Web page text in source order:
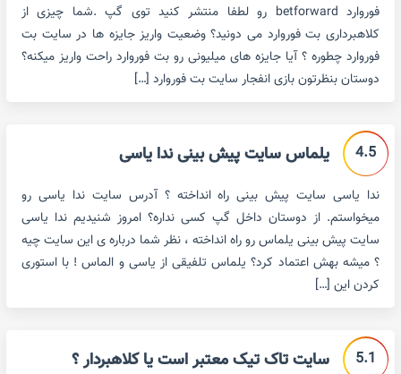
فوروارد betforward رو لطفا منتشر کنید توی گپ .شما چیزی از
کلاهبرداری بت فوروارد می دونید؟ وضعیت واریز جایزه ها در سایت بت
فوروارد چطوره ؟ آیا جایزه های میلیونی رو بت فوروارد راحت واریز میکنه؟
دوستان بنظرتون بازی انفجار سایت بت فوروارد […]
4.5 یلماس سایت پیش بینی ندا یاسی
ندا یاسی سایت پیش بینی راه انداخته ؟ آدرس سایت ندا یاسی رو
میخواستم. از دوستان داخل گپ کسی نداره؟ امروز شنیدیم ندا یاسی
سایت پیش بینی یلماس رو راه انداخته ، نظر شما درباره ی این سایت چیه
؟ میشه بهش اعتماد کرد؟ یلماس تلفیقی از یاسی و الماس ! با استوری
کردن این […]
5.1 سایت تاک تیک معتبر است یا کلاهبردار ؟